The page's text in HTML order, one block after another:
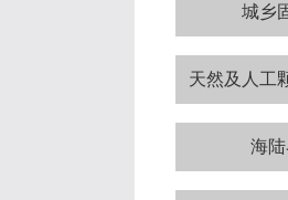
城乡
天然及人工
海